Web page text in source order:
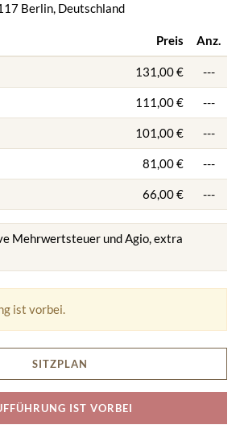
Berlin, Deutschland
Preis Anz.
131,00 € ---
111,00 € ---
101,00 € ---
81,00 € ---
66,00 € ---
Mehrwertsteuer und Agio, extra
ist vorbei.
SITZPLAN
IST VORBEI